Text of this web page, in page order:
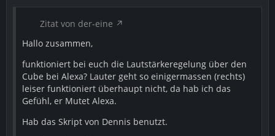
Zitat von der-eine
Hallo zusammen,
funktioniert bei euch die Lautstärkeregelung über den
Cube bei Alexa? Lauter geht so einigermassen (rechts)
leiser funktioniert überhaupt nicht, da hab ich das
Gefühl, er Mutet Alexa.
Hab das Skript von Dennis benutzt.